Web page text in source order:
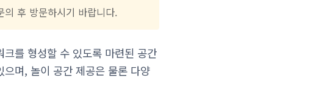
후 방문하시기 바랍니다.
를 형성할 수 있도록 마련된 공간
며, 놀이 공간 제공은 물론 다양